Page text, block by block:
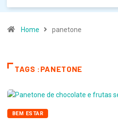
Home panetone
TAGS :PANETONE
BEM ESTAR